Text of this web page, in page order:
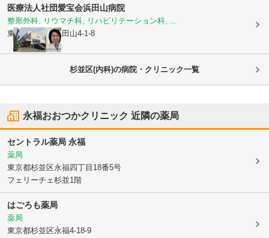
医療法人社団愛宝会浜田山病院
整形外科, リウマチ科, リハビリテーション科, ...
東京都杉並区浜田山4-1-8
杉並区(内科)の病院・クリニック一覧
永福おおつかクリニック 近隣の薬局
セントラル薬局 永福
薬局
東京都杉並区永福四丁目18番5号
フェリーチェ杉並1階
はごろも薬局
薬局
東京都杉並区永福4-18-9